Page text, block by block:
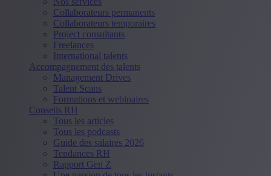
Collaborateurs permanents
Collaborateurs temporaires
Project consultants
Freelances
International talents
Accompagnement des talents
Management Drives
Talent Scans
Formations et webinaires
Conseils RH
Tous les articles
Tous les podcasts
Guide des salaires 2026
Tendances RH
Rapport Gen Z